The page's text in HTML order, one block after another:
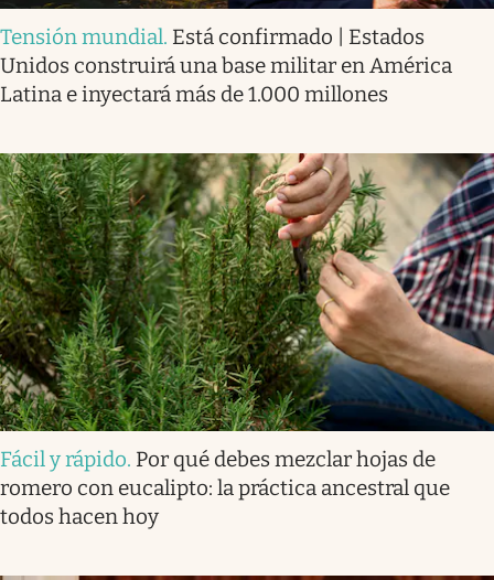
Tensión mundial. Está confirmado | Estados
Unidos construirá una base militar en América
Latina e inyectará más de 1.000 millones
Fácil y rápido. Por qué debes mezclar hojas de
romero con eucalipto: la práctica ancestral que
todos hacen hoy